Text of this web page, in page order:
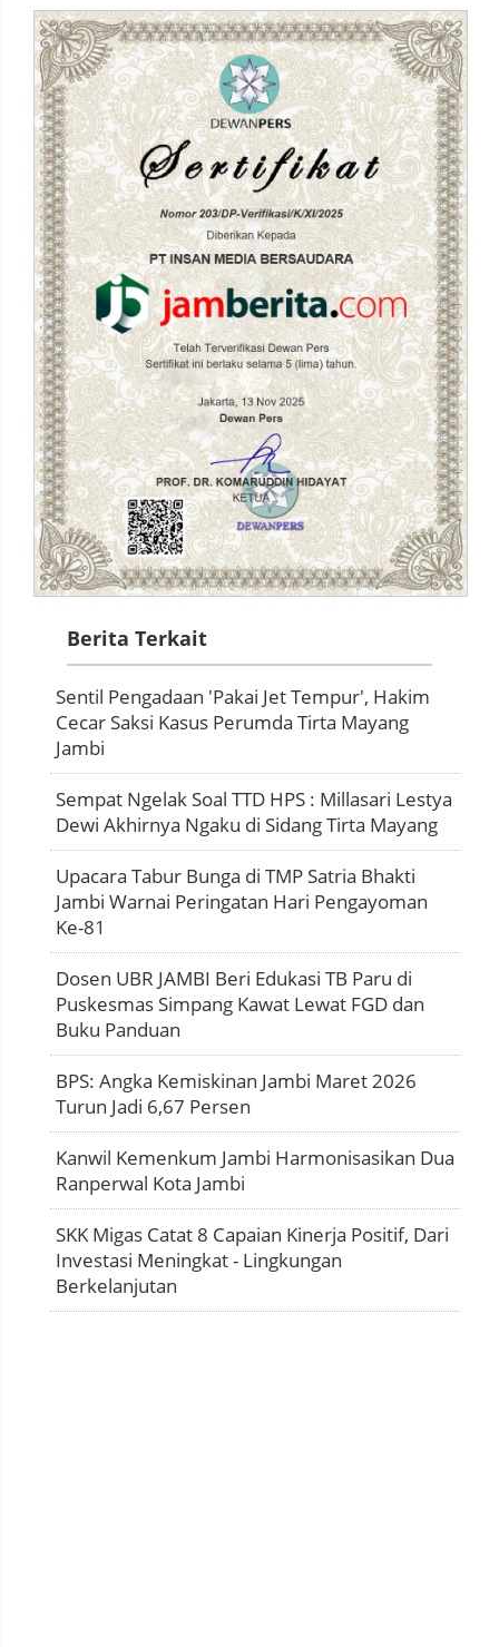
Berita Terkait
Sentil Pengadaan 'Pakai Jet Tempur', Hakim
Cecar Saksi Kasus Perumda Tirta Mayang
Jambi
Sempat Ngelak Soal TTD HPS : Millasari Lestya
Dewi Akhirnya Ngaku di Sidang Tirta Mayang
Upacara Tabur Bunga di TMP Satria Bhakti
Jambi Warnai Peringatan Hari Pengayoman
Ke-81
Dosen UBR JAMBI Beri Edukasi TB Paru di
Puskesmas Simpang Kawat Lewat FGD dan
Buku Panduan
BPS: Angka Kemiskinan Jambi Maret 2026
Turun Jadi 6,67 Persen
Kanwil Kemenkum Jambi Harmonisasikan Dua
Ranperwal Kota Jambi
SKK Migas Catat 8 Capaian Kinerja Positif, Dari
Investasi Meningkat - Lingkungan
Berkelanjutan